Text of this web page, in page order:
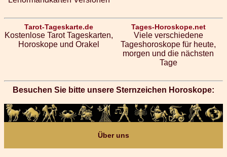
Tarot-Tageskarte.de
Kostenlose Tarot Tageskarten,
Horoskope und Orakel
Tages-Horoskope.net
Viele verschiedene
Tageshoroskope für heute,
morgen und die nächsten
Tage
Besuchen Sie bitte unsere Sternzeichen Horoskope:
Über uns